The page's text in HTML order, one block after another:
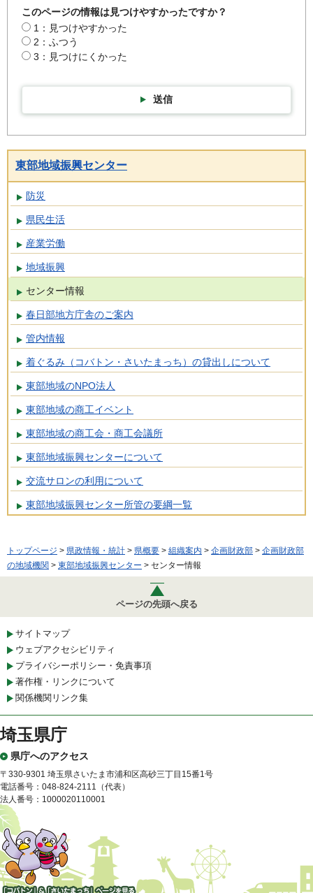
このページの情報は見つけやすかったですか？
1：見つけやすかった
2：ふつう
3：見つけにくかった
送信
東部地域振興センター
防災
県民生活
産業労働
地域振興
センター情報
春日部地方庁舎のご案内
管内情報
着ぐるみ（コバトン・さいたまっち）の貸出しについて
東部地域のNPO法人
東部地域の商工イベント
東部地域の商工会・商工会議所
東部地域振興センターについて
交流サロンの利用について
東部地域振興センター所管の要綱一覧
トップページ > 県政情報・統計 > 県概要 > 組織案内 > 企画財政部 > 企画財政部
の地域機関 > 東部地域振興センター > センター情報
ページの先頭へ戻る
サイトマップ
ウェブアクセシビリティ
プライバシーポリシー・免責事項
著作権・リンクについて
関係機関リンク集
埼玉県庁
県庁へのアクセス
〒330-9301 埼玉県さいたま市浦和区高砂三丁目15番1号
電話番号：048-824-2111（代表）
法人番号：1000020110001